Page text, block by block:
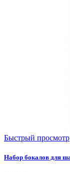
Быстрый просмотр
Набор бокалов для